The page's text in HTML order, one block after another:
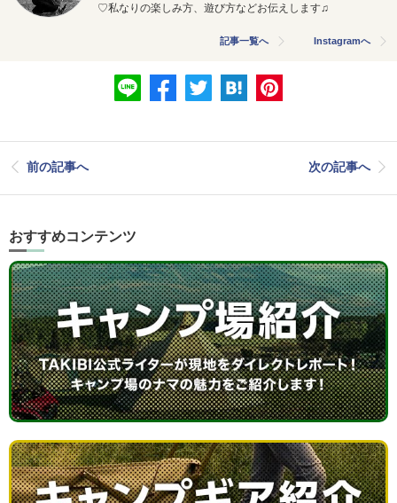
♡私なりの楽しみ方、遊び方などお伝えします♫
記事一覧へ Instagramへ
前の記事へ 次の記事へ
おすすめコンテンツ